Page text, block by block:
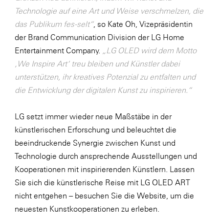
WKS Fachgruppe Finanzdienstleister
WK UBIT
Zühlke
Media
Technologie auf eine Art und Weise verschmelzen, die
das Publikum fes-selt“, so Kate Oh, Vizepräsidentin
der Brand Communication Division der LG Home
Entertainment Company. „LG OLED wird dem Motto
‚We Inspire Art‘ treu bleiben und Künstler dabei
unterstützen, ihr kreatives Potenzial zu entfalten und
die Entwicklung der digitalen Kunst zu inspirieren.“
LG setzt immer wieder neue Maßstäbe in der
künstlerischen Erforschung und beleuchtet die
beeindruckende Synergie zwischen Kunst und
Technologie durch ansprechende Ausstellungen und
Kooperationen mit inspirierenden Künstlern. Lassen
Sie sich die künstlerische Reise mit LG OLED ART
nicht entgehen – besuchen Sie die Website , um die
neuesten Kunstkooperationen zu erleben.